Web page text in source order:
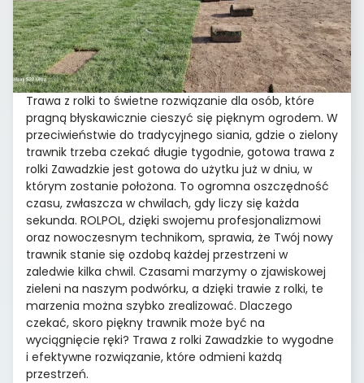
Trawa z rolki to świetne rozwiązanie dla osób, które
pragną błyskawicznie cieszyć się pięknym ogrodem. W
przeciwieństwie do tradycyjnego siania, gdzie o zielony
trawnik trzeba czekać długie tygodnie, gotowa trawa z
rolki Zawadzkie jest gotowa do użytku już w dniu, w
którym zostanie położona. To ogromna oszczędność
czasu, zwłaszcza w chwilach, gdy liczy się każda
sekunda. ROLPOL, dzięki swojemu profesjonalizmowi
oraz nowoczesnym technikom, sprawia, że Twój nowy
trawnik stanie się ozdobą każdej przestrzeni w
zaledwie kilka chwil. Czasami marzymy o zjawiskowej
zieleni na naszym podwórku, a dzięki trawie z rolki, te
marzenia można szybko zrealizować. Dlaczego
czekać, skoro piękny trawnik może być na
wyciągnięcie ręki? Trawa z rolki Zawadzkie to wygodne
i efektywne rozwiązanie, które odmieni każdą
przestrzeń.